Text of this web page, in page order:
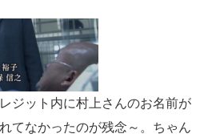
ジット内に村上さんのお名前が
てなかったのが残念～。ちゃん